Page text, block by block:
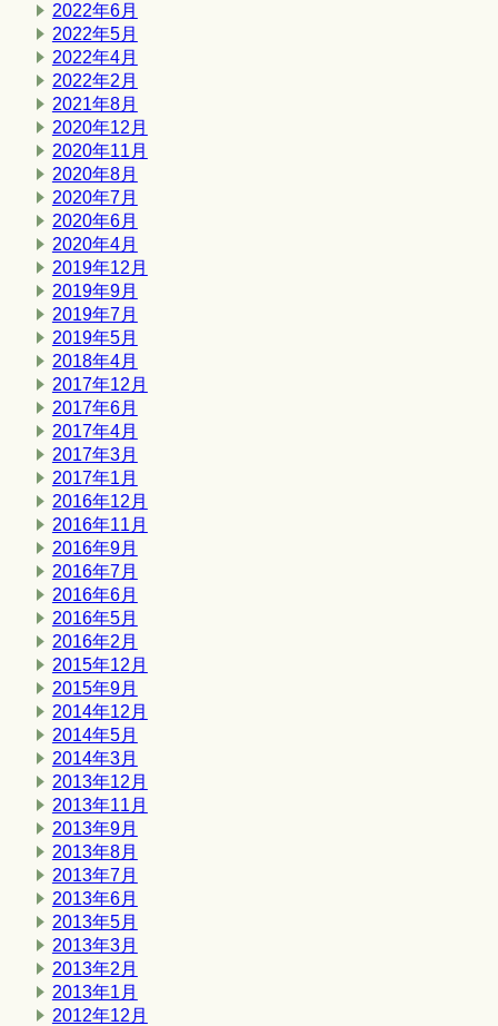
2022年6月
2022年5月
2022年4月
2022年2月
2021年8月
2020年12月
2020年11月
2020年8月
2020年7月
2020年6月
2020年4月
2019年12月
2019年9月
2019年7月
2019年5月
2018年4月
2017年12月
2017年6月
2017年4月
2017年3月
2017年1月
2016年12月
2016年11月
2016年9月
2016年7月
2016年6月
2016年5月
2016年2月
2015年12月
2015年9月
2014年12月
2014年5月
2014年3月
2013年12月
2013年11月
2013年9月
2013年8月
2013年7月
2013年6月
2013年5月
2013年3月
2013年2月
2013年1月
2012年12月